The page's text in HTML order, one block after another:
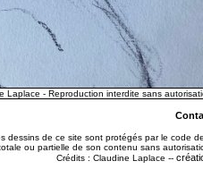
Laplace - Reproduction interdite sans
dessins de ce site sont protégés par le code
ou partielle de son contenu sans
Crédits : Claudine Laplace --